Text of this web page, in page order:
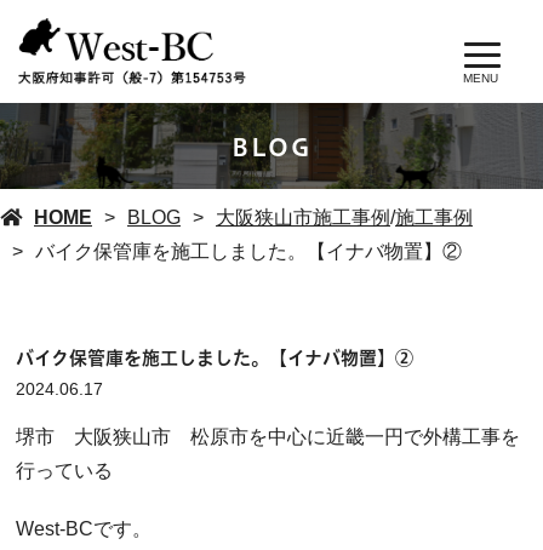
MENU
BLOG
HOME BLOG 大阪狭山市施工事例/施工事例
バイク保管庫を施工しました。【イナバ物置】②
バイク保管庫を施工しました。【イナバ物置】②
2024.06.17
堺市 大阪狭山市 松原市を中心に近畿一円で外構工事を
行っている
West-BCです。